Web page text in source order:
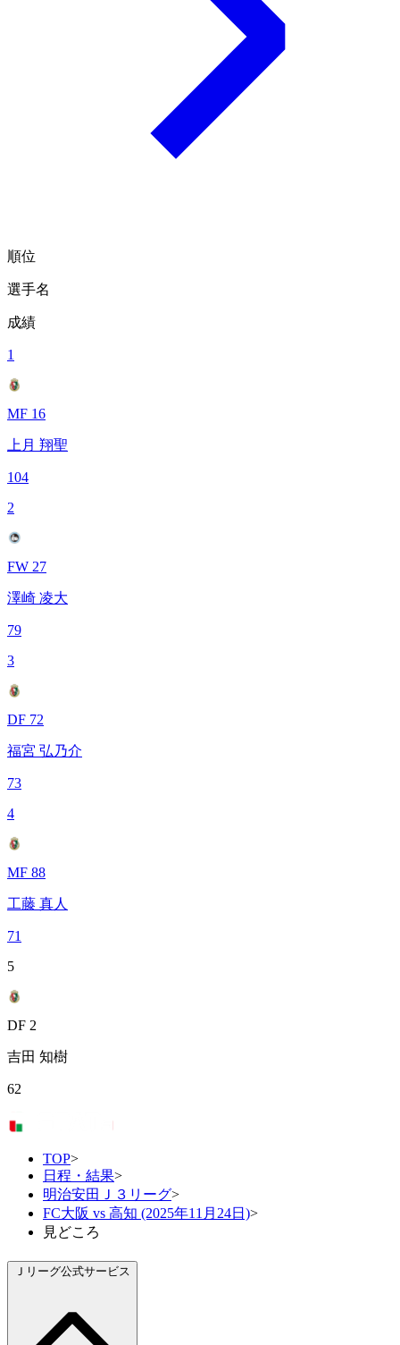
順位
選手名
成績
1
MF 16
上月 翔聖
104
2
FW 27
澤崎 凌大
79
3
DF 72
福宮 弘乃介
73
4
MF 88
工藤 真人
71
5
DF 2
吉田 知樹
62
TOP>
日程・結果>
明治安田Ｊ３リーグ>
FC大阪 vs 高知 (2025年11月24日)>
見どころ
Ｊリーグ公式サービス